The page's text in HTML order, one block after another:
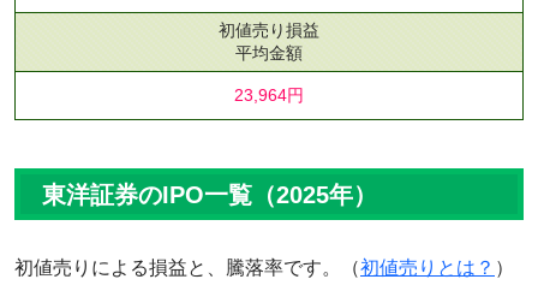
初値売り損益
平均金額
23,964円
東洋証券のIPO一覧（2025年）
初値売りによる損益と、騰落率です。（初値売りとは？ ）